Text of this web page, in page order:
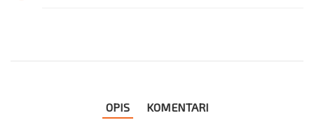
OPIS KOMENTARI